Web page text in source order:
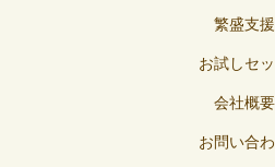
繁盛支援
お試しセ
会社概要
お問い合